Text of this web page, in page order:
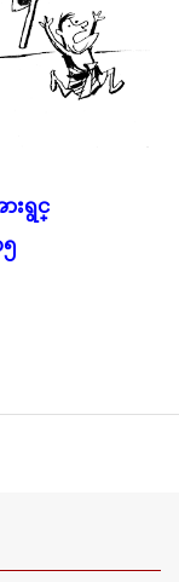
းရွင္
၅